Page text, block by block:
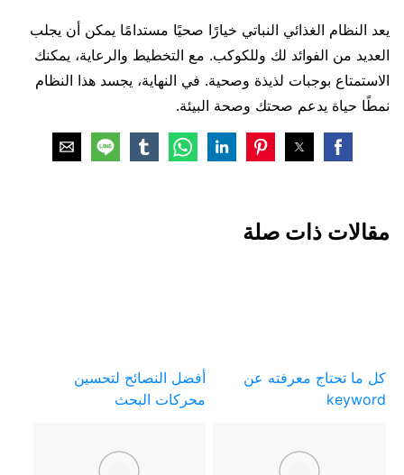
يعد النظام الغذائي النباتي خيارًا صحيًا مستدامًا يمكن أن يجلب
العديد من الفوائد لك وللكوكب. مع التخطيط والرعاية، يمكنك
الاستمتاع بوجبات لذيذة وصحية. في النهاية، يجسد هذا النظام
نمطًا حياة يدعم صحتك وصحة البيئة.
مقالات ذات صلة
كل ما تحتاج معرفته عن
keyword
أفضل النصائح لتحسين
محركات البحث